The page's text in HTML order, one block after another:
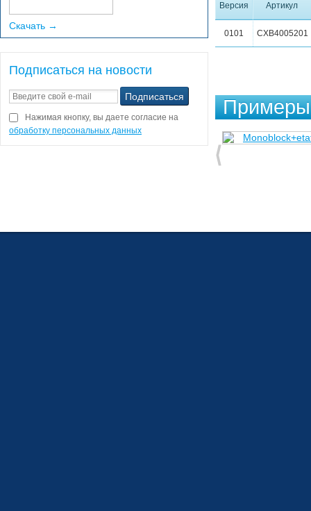
Версия Артикул
0101 CXB4005201
Примеры
Скачать →
Подписаться на новости
Нажимая кнопку, вы даете согласие на
обработку персональных данных